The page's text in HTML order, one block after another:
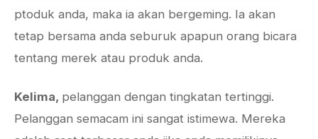
ptoduk anda, maka ia akan bergeming. Ia akan
tetap bersama anda seburuk apapun orang bicara
tentang merek atau produk anda.
Kelima, pelanggan dengan tingkatan tertinggi.
Pelanggan semacam ini sangat istimewa. Mereka